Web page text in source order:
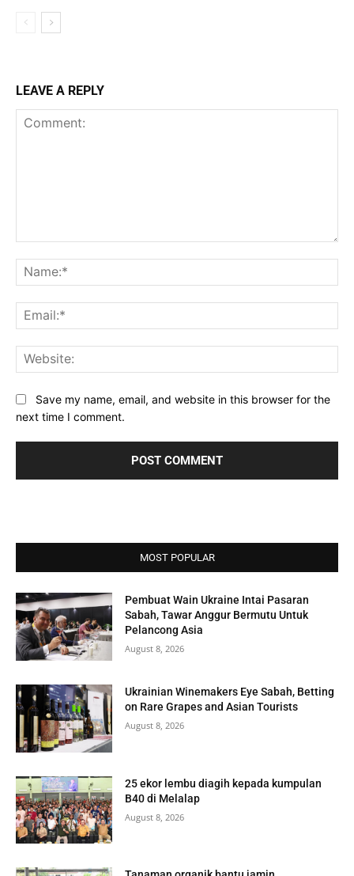
LEAVE A REPLY
Save my name, email, and website in this browser for the
next time I comment.
MOST POPULAR
Pembuat Wain Ukraine Intai Pasaran
Sabah, Tawar Anggur Bermutu Untuk
Pelancong Asia
August 8, 2026
Ukrainian Winemakers Eye Sabah, Betting
on Rare Grapes and Asian Tourists
August 8, 2026
25 ekor lembu diagih kepada kumpulan
B40 di Melalap
August 8, 2026